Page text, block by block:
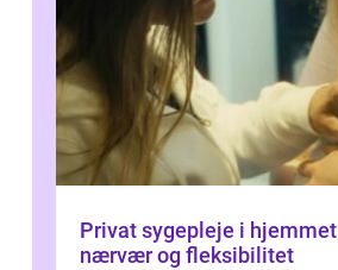
Privat sygepleje i hjemmet tryghed,
nærvær og fleksibilitet